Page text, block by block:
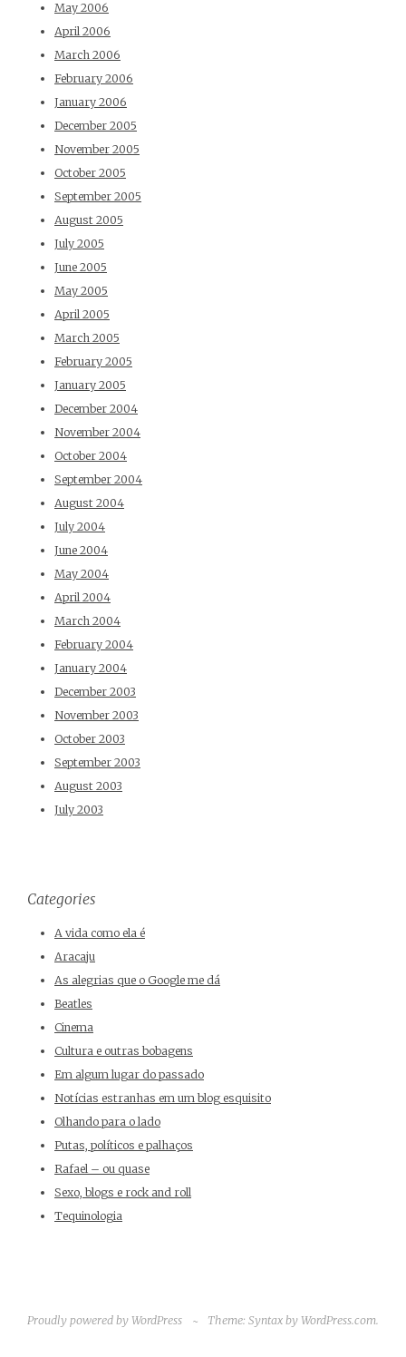
May 2006
April 2006
March 2006
February 2006
January 2006
December 2005
November 2005
October 2005
September 2005
August 2005
July 2005
June 2005
May 2005
April 2005
March 2005
February 2005
January 2005
December 2004
November 2004
October 2004
September 2004
August 2004
July 2004
June 2004
May 2004
April 2004
March 2004
February 2004
January 2004
December 2003
November 2003
October 2003
September 2003
August 2003
July 2003
Categories
A vida como ela é
Aracaju
As alegrias que o Google me dá
Beatles
Cinema
Cultura e outras bobagens
Em algum lugar do passado
Notícias estranhas em um blog esquisito
Olhando para o lado
Putas, políticos e palhaços
Rafael – ou quase
Sexo, blogs e rock and roll
Tequinologia
Proudly powered by WordPress ~ Theme: Syntax by WordPress.com.